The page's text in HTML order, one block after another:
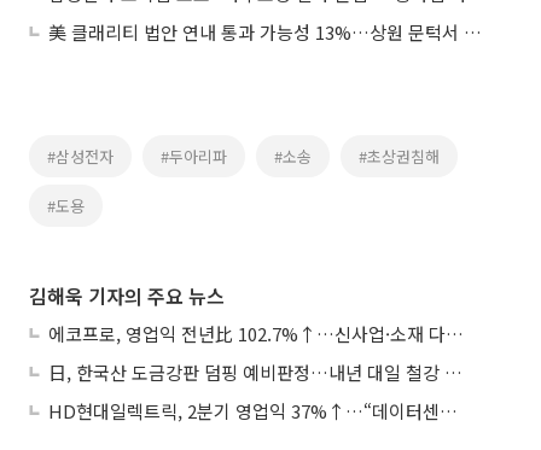
美 클래리티 법안 연내 통과 가능성 13%…상원 문턱서 제동
#삼성전자 #두아리파 #소송 #초상권침해
#도용
김해욱 기자의 주요 뉴스
에코프로, 영업익 전년比 102.7%↑…신사업·소재 다각화 박차
日, 한국산 도금강판 덤핑 예비판정…내년 대일 철강 수출 ‘빨간불’
HD현대일렉트릭, 2분기 영업익 37%↑…“데이터센터 사업, 새로운 성장 축”